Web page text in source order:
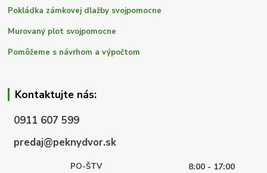
Pokládka zámkovej dlažby svojpomocne
Murovaný plot svojpomocne
Pomôžeme s návrhom a výpočtom
Kontaktujte nás:
0911 607 599
predaj@peknydvor.sk
PO-ŠTV
8:00 - 17:00